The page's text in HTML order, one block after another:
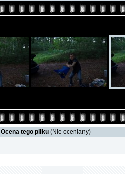
Ocena tego pliku (Nie oceniany)